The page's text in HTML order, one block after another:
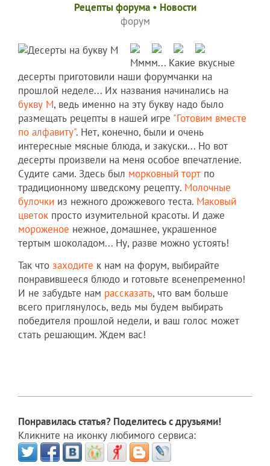
Рецепты форума• Новости
форум
Мммм... Какие вкусные
десерты приготовили наши форумчанки на
прошлой неделе... Их названия начинались на
букву М, ведь именно на эту букву надо было
размещать рецепты в нашей игре "Готовим вместе
по алфавиту". Нет, конечно, были и очень
интересные мясные блюда, и закуски... Но вот
десерты произвели на меня особое впечатление.
Судите сами. Здесь был морковный торт по
традиционному шведскому рецепту. Молочные
булочки из нежного дрожжевого теста. Маковый
цветок просто изумительной красоты. И даже
мороженое нежное, домашнее, украшенное
тертым шоколадом... Ну, разве можно устоять!
Так что заходите к нам на форум, выбирайте
понравившееся блюдо и готовьте всенепременно!
И не забудьте нам рассказать, что вам больше
всего приглянулось, ведь мы будем выбирать
победителя прошлой недели, и ваш голос может
стать решающим. Ждем вас!
Понравилась статья? Поделитесь с друзьями!
Кликните на иконку любимого сервиса: